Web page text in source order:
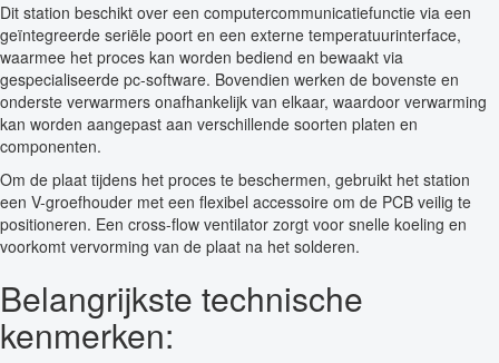
Dit station beschikt over een computercommunicatiefunctie via een
geïntegreerde seriële poort en een externe temperatuurinterface,
waarmee het proces kan worden bediend en bewaakt via
gespecialiseerde pc-software. Bovendien werken de bovenste en
onderste verwarmers onafhankelijk van elkaar, waardoor verwarming
kan worden aangepast aan verschillende soorten platen en
componenten.
Om de plaat tijdens het proces te beschermen, gebruikt het station
een V-groefhouder met een flexibel accessoire om de PCB veilig te
positioneren. Een cross-flow ventilator zorgt voor snelle koeling en
voorkomt vervorming van de plaat na het solderen.
Belangrijkste technische
kenmerken: